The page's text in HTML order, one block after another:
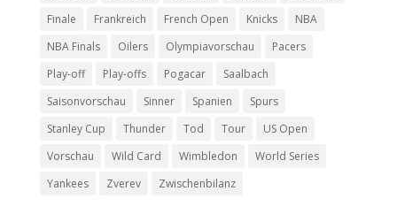
Finale
Frankreich French Open Knicks
NBA
NBA Finals
Oilers Olympiavorschau
Pacers
Play-off
Play-offs Pogacar
Saalbach
Saisonvorschau
Sinner Spanien
Spurs
Stanley Cup
Thunder Tod Tour
US Open
Vorschau
Wild Card Wimbledon
World Series
Yankees
Zverev Zwischenbilanz